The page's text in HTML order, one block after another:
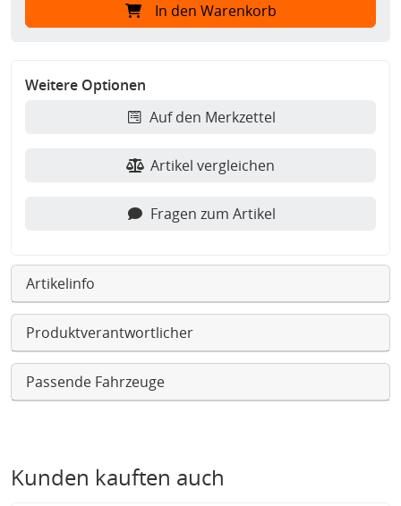
In den Warenkorb
Weitere Optionen
Auf den Merkzettel
Artikel vergleichen
Fragen zum Artikel
Artikelinfo
Produktverantwortlicher
Passende Fahrzeuge
Kunden kauften auch